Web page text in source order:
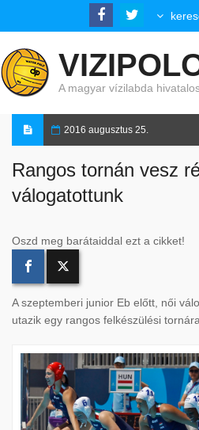
A magyar vízilabda
2016 augusztus 25.
Rangos tornán vesz
válogatottunk
Oszd meg barátaiddal ezt a cikket!
A szeptemberi junior Eb előtt, női
utazik egy rangos felkészülési tornára.